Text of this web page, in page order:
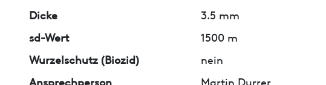
Dicke
3.5 mm
sd-Wert
1500 m
Wurzelschutz (Biozid)
nein
Ansprechperson
Martin Durrer